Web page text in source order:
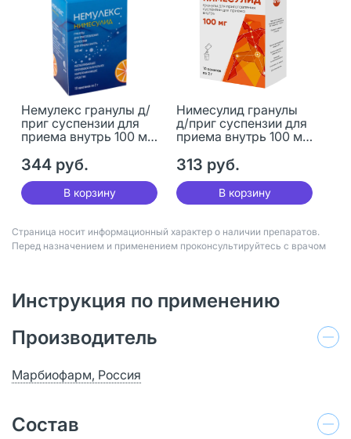
Немулекс гранулы д/
приг суспензии для
приема внутрь 100 мг
344 руб.
В корзину
Нимесулид гранулы
д/приг суспензии для
приема внутрь 100 мг
313 руб.
В корзину
Страница носит информационный характер о наличии препаратов.
Перед назначением и применением проконсультируйтесь с врачом
Инструкция по применению
Производитель
Марбиофарм, Россия
Состав